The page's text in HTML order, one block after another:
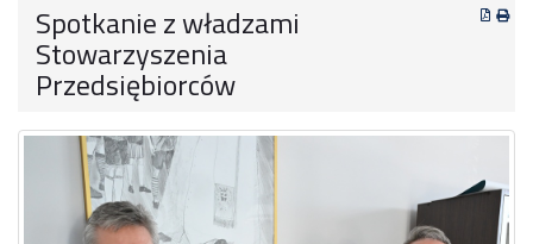
Spotkanie z władzami
Stowarzyszenia
Przedsiębiorców